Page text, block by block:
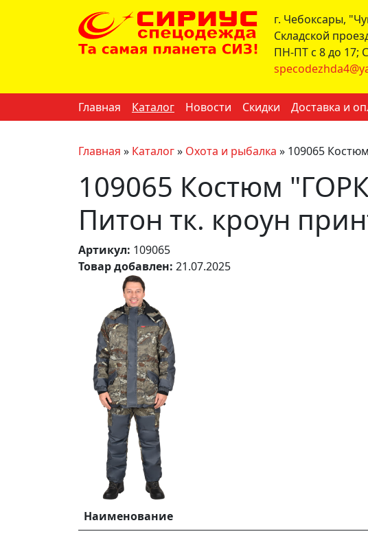
г. Чебоксары,
Складской
ПН-ПТ с 8 до 17;
Главная Каталог Новости Скидки Доставка и
Главная » Каталог» Охота и рыбалка » 109065
109065 Костюм
Питон тк. кроун
Артикул: 109065
Товар добавлен: 21.07.2025
Наименование